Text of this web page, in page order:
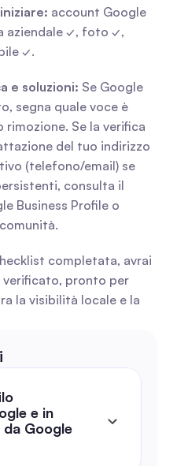
account Google
aziendale ✓, foto ✓,
✓.
e soluzioni: Se Google
segna quale voce è
Se la verifica
del tuo indirizzo
(telefono/email) se
consulta il
Business Profile o
completata, avrai
verificato, pronto per
la visibilità locale e la
e in
Google